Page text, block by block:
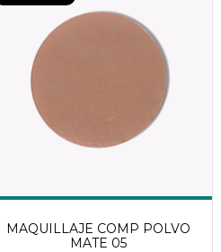
MAQUILLAJE COMP POLVO
MATE 05